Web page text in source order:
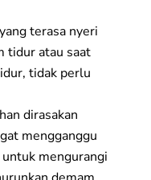
terasa nyeri
tidur atau saat
tidak perlu
dirasakan
mengganggu
mengurangi